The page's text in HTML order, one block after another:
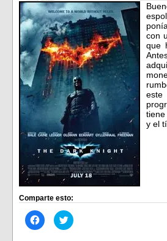
con
que
este
y el
Comparte esto:
Haz
clic
Haz
clic